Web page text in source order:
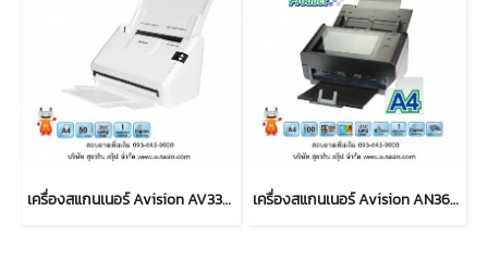
เครื่องสแกนเนอร์ Avision AV332U เครื่องสแกนเนอร์ Avision AN360W Network Scanner